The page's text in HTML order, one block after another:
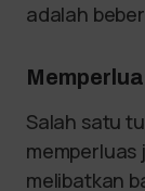
adalah
Salah satu
melibatkan